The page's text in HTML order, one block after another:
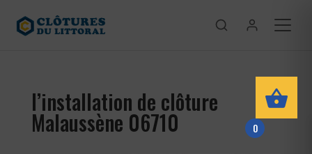
l’installation de clôture
Malaussène 06710 0